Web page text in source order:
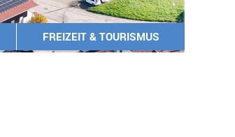
FREIZEIT & TOURISMUS